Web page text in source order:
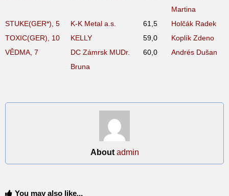
Martina
STUKE(GER*), 5
K-K Metal a.s. 61,5
Holčák Radek
TOXIC(GER), 10
KELLY 59,0
Koplík Zdeno
VĚDMA, 7
DC Zámrsk MUDr.
Bruna
60,0 Andrés Dušan
About admin
You may also like...